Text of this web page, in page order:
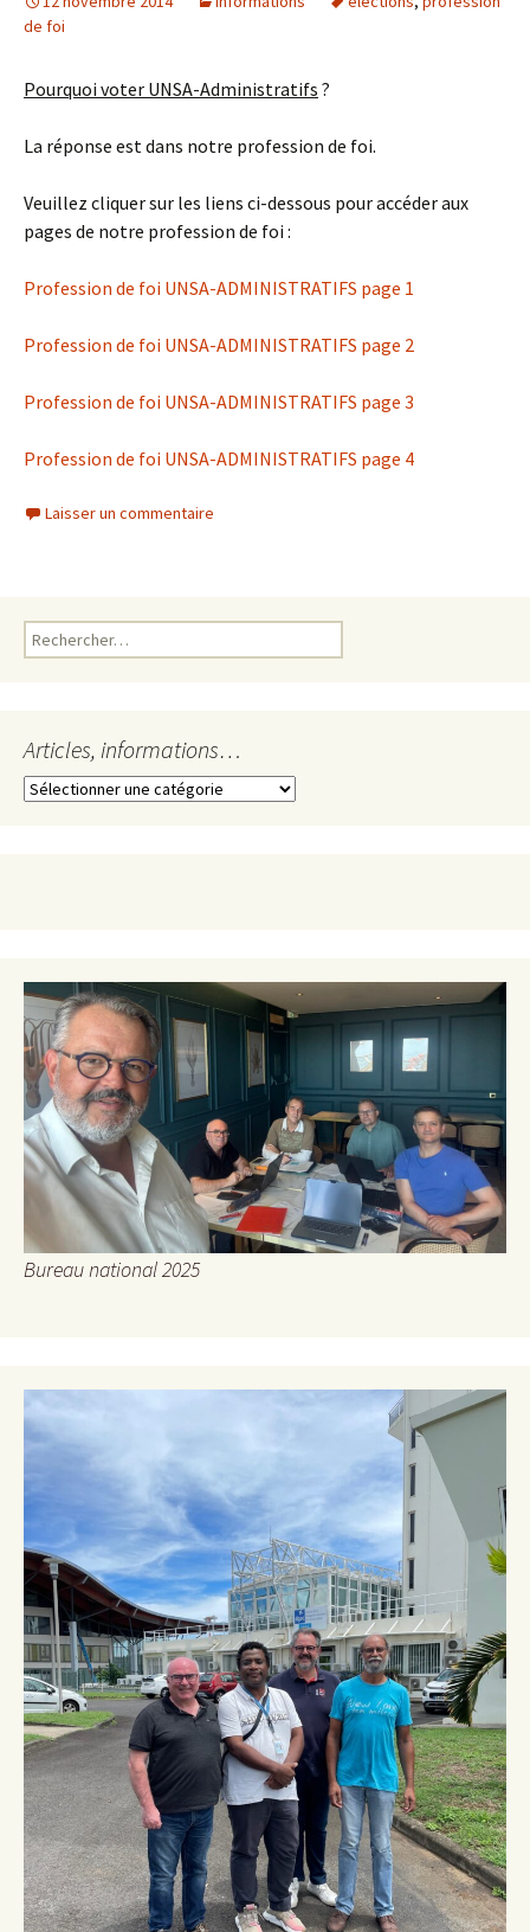
de foi
Pourquoi voter UNSA-Administratifs ?
La réponse est dans notre profession de foi.
Veuillez cliquer sur les liens ci-dessous pour accéder aux
pages de notre profession de foi :
Profession de foi UNSA-ADMINISTRATIFS page 1
Profession de foi UNSA-ADMINISTRATIFS page 2
Profession de foi UNSA-ADMINISTRATIFS page 3
Profession de foi UNSA-ADMINISTRATIFS page 4
Laisser un commentaire
Rechercher :
Articles, informations…
Articles,
Bureau national 2025